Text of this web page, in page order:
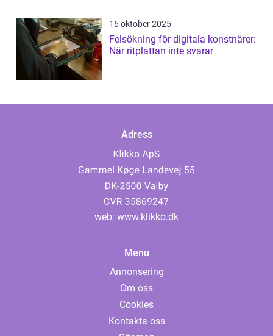
16 oktober 2025
Felsökning för digitala konstnärer:
När ritplattan inte svarar
Adress
web: www.klikko.dk
Menu
Annonsering
Om oss
Cookies
Kontakta oss